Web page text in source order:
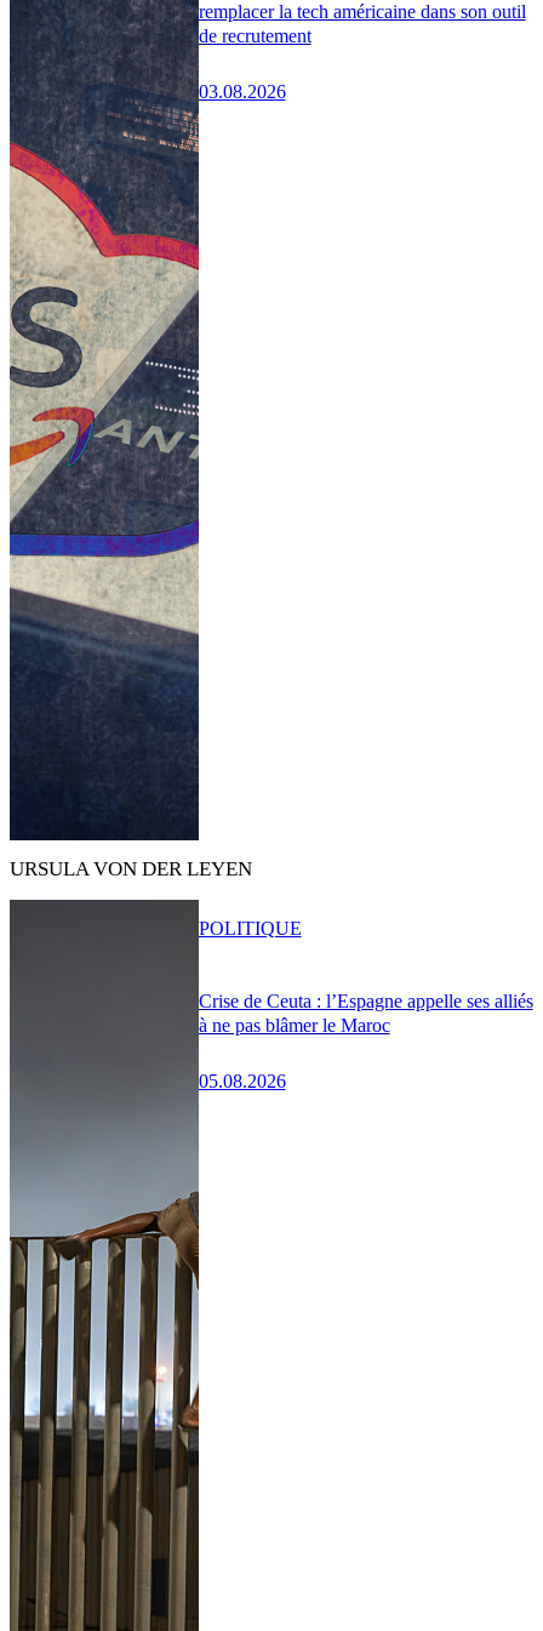
remplacer la tech américaine dans son outil
de recrutement
03.08.2026
URSULA VON DER LEYEN
Crise de Ceuta : l’Espagne appelle ses alliés
à ne pas blâmer le Maroc
05.08.2026
POLITIQUE